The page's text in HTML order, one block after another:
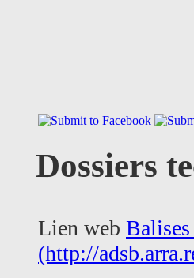
Dossiers
Lien web
(http://